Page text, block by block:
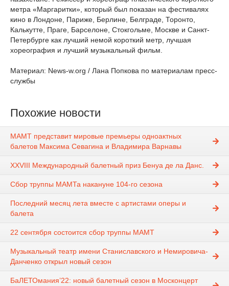
метра «Маргаритки», который был показан на фестивалях
кино в Лондоне, Париже, Берлине, Белграде, Торонто,
Калькутте, Праге, Барселоне, Стокгольме, Москве и Санкт-
Петербурге как лучший немой короткий метр, лучшая
хореография и лучший музыкальный фильм.
Материал: News-w.org / Лана Попкова по материалам пресс-
службы
Похожие новости
МАМТ представит мировые премьеры одноактных
балетов Максима Севагина и Владимира Варнавы
XXVIII Международный балетный приз Бенуа де ла Данс.
Сбор труппы МАМТа накануне 104-го сезона
Последний месяц лета вместе с артистами оперы и
балета
22 сентября состоится сбор труппы МАМТ
Музыкальный театр имени Станиславского и Немировича-
Данченко открыл новый сезон
БаЛЕТОмания’22: новый балетный сезон в Москонцерт